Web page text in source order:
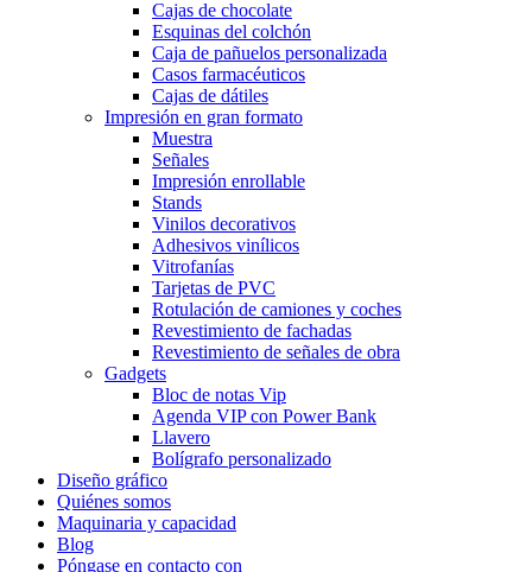
Cajas de chocolate
Esquinas del colchón
Caja de pañuelos personalizada
Casos farmacéuticos
Cajas de dátiles
Impresión en gran formato
Muestra
Señales
Impresión enrollable
Stands
Vinilos decorativos
Adhesivos vinílicos
Vitrofanías
Tarjetas de PVC
Rotulación de camiones y coches
Revestimiento de fachadas
Revestimiento de señales de obra
Gadgets
Bloc de notas Vip
Agenda VIP con Power Bank
Llavero
Bolígrafo personalizado
Diseño gráfico
Quiénes somos
Maquinaria y capacidad
Blog
Póngase en contacto con